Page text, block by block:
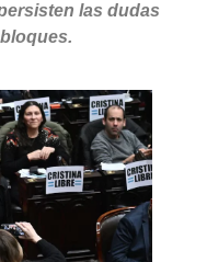
las dudas